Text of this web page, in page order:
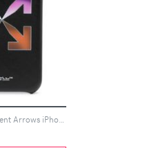
Off-White Gradient Arrows iPhone11 Pro-Hülle - Schwarz